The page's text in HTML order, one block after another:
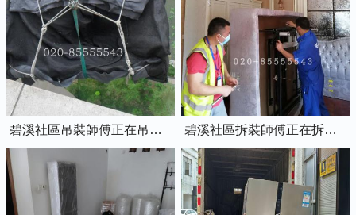
碧溪社區吊裝師傅正在吊裝物品上樓 碧溪社區拆裝師傅正在拆裝家具